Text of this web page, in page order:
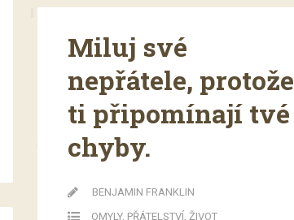
Miluj své
nepřátele, protože
ti připomínají tvé
chyby.
BENJAMIN FRANKLIN
OMYLY, PŘÁTELSTVÍ ŽIVOT